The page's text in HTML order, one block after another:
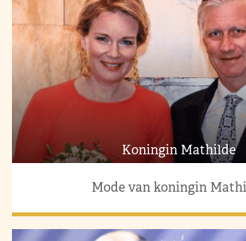
Koningin Mathilde
Mode van koningin